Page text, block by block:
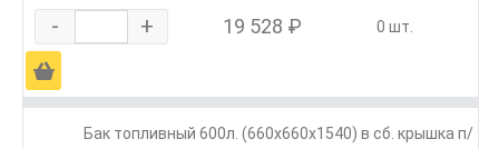
- + 19 528 ₽ 0 шт.
Ä
Бак топливный 600л. (660х660х1540) в сб. крышка п/